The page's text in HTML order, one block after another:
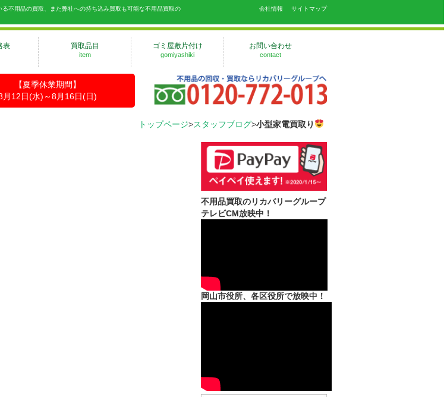
不用品の買取、また弊社への持ち込み買取も可能な不用品買取の
会社情報 サイトマップ
表 買取品目
item
ゴミ屋敷片付け
gomiyashiki
お問い合わせ
contact
【夏季休業期間】
月12日(水)～8月16日(日)
トップページ>スタッフブログ>小型家電買取り
不用品買取のリカバリーグループ
テレビCM放映中！
岡山市役所、各区役所で放映中！